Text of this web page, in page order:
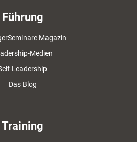
Führung
Magazin
Medien
Leadership
Das Blog
Training